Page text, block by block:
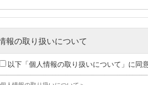
報の取り扱いについて
以下「個人情報の取り扱いについて」に同